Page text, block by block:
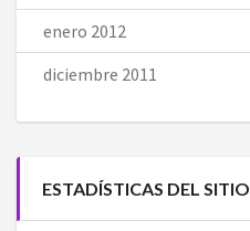
enero 2012
diciembre 2011
ESTADÍSTICAS DEL SITIO